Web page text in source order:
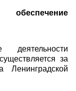
за
Ленинградской